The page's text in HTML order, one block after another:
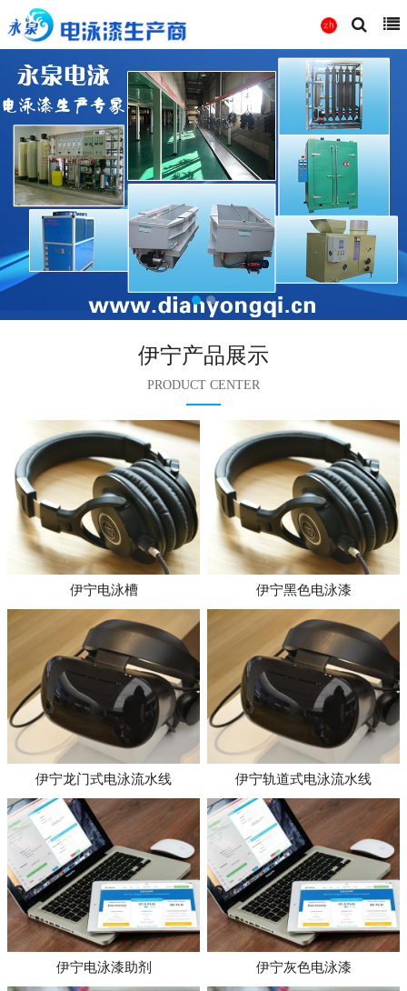
伊宁产品展示
PRODUCT CENTER
伊宁电泳槽 伊宁黑色电泳漆
伊宁龙门式电泳流水线 伊宁轨道式电泳流水线
伊宁电泳漆助剂 伊宁灰色电泳漆